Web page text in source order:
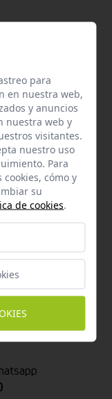
email
teléfono
para
en nuestra web,
y anuncios
nuestra web y
visitantes.
nuestro uso
Para
cómo y
su
de cookies.